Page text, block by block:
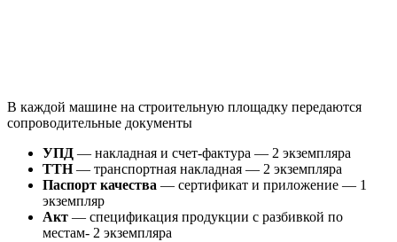
В каждой машине на строительную площадку передаются
сопроводительные документы
УПД — накладная и счет-фактура — 2 экземпляра
ТТН— транспортная накладная — 2 экземпляра
Паспорт качества — сертификат и приложение — 1
экземпляр
Акт — спецификация продукции с разбивкой по
местам- 2 экземпляра